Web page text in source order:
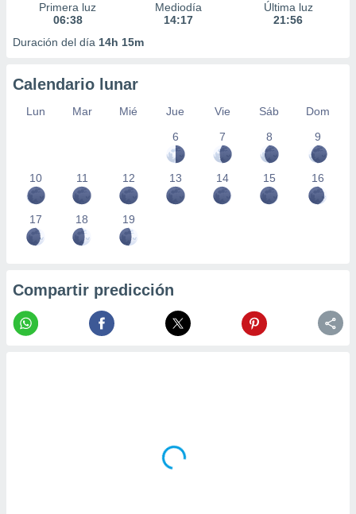
Primera luz
06:38
Mediodía
14:17
Última luz
21:56
Duración del día 14h 15m
Calendario lunar
Lun Mar Mié Jue Vie Sáb
Dom
6
7 8 9
10 11 12 13 14 15 16
17 18 19
Compartir predicción